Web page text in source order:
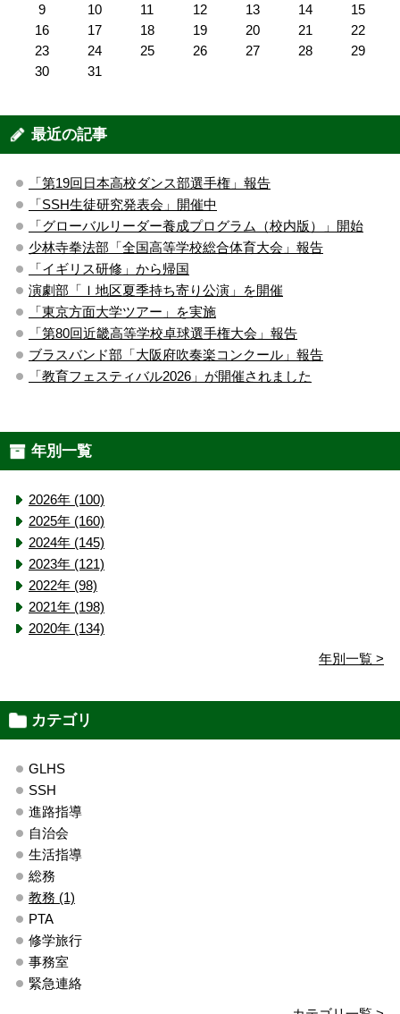
9
10 11 12 13 14
15
16
17 18 19 20 21
22
23
24 25 26 27 28
29
30
31
最近の記事
「第19回日本高校ダンス部選手権」報告
「SSH生徒研究発表会」開催中
「グローバルリーダー養成プログラム（校内版）」開始
少林寺拳法部「全国高等学校総合体育大会」報告
「イギリス研修」から帰国
演劇部「Ｉ地区夏季持ち寄り公演」を開催
「東京方面大学ツアー」を実施
「第80回近畿高等学校卓球選手権大会」報告
ブラスバンド部「大阪府吹奏楽コンクール」報告
「教育フェスティバル2026」が開催されました
年別一覧
2026年 (100)
2025年 (160)
2024年 (145)
2023年 (121)
2022年 (98)
2021年 (198)
2020年 (134)
年別一覧 >
カテゴリ
GLHS
SSH
進路指導
自治会
生活指導
総務
教務 (1)
PTA
修学旅行
事務室
緊急連絡